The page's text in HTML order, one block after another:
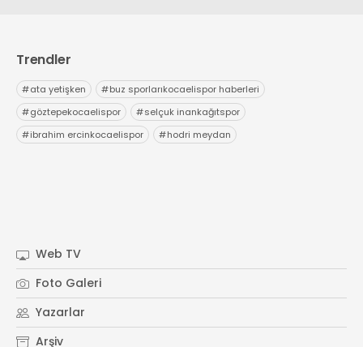
Trendler
#ata yetişken #buz sporlarıkocaelispor haberleri
#göztepekocaelispor #selçuk inankağıtspor
#ibrahim ercinkocaelispor #hodri meydan
Web TV
Foto Galeri
Yazarlar
Arşiv